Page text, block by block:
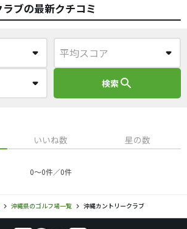
ブの最新クチコミ
検索search
いいね数 星の数
0〜0件／0件
沖縄県のゴルフ場一覧 沖縄カントリークラブ